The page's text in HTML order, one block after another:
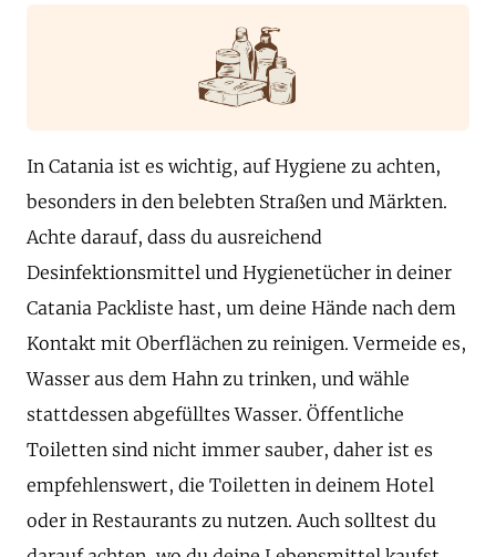
In Catania ist es wichtig, auf Hygiene zu achten,
besonders in den belebten Straßen und Märkten.
Achte darauf, dass du ausreichend
Desinfektionsmittel und Hygienetücher in deiner
Catania Packliste hast, um deine Hände nach dem
Kontakt mit Oberflächen zu reinigen. Vermeide es,
Wasser aus dem Hahn zu trinken, und wähle
stattdessen abgefülltes Wasser. Öffentliche
Toiletten sind nicht immer sauber, daher ist es
empfehlenswert, die Toiletten in deinem Hotel
oder in Restaurants zu nutzen. Auch solltest du